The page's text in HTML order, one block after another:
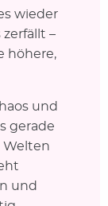
wieder
–
höhere,
und
gerade
Welten
und